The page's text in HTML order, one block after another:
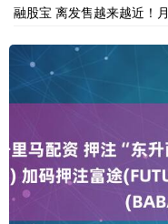
融股宝 离发售越来越近！